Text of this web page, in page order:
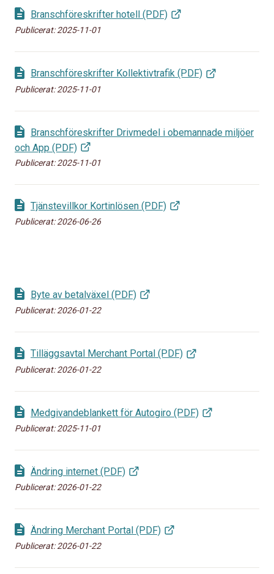
Branschföreskrifter hotell (PDF)
Publicerat:2025-11-01
Branschföreskrifter Kollektivtrafik (PDF)
Publicerat:2025-11-01
Branschföreskrifter Drivmedel i obemannade miljöer
och App (PDF)
Publicerat:2025-11-01
Tjänstevillkor Kortinlösen (PDF)
Publicerat:2026-06-26
Byte av betalväxel (PDF)
Publicerat:2026-01-22
Tilläggsavtal Merchant Portal (PDF)
Publicerat:2026-01-22
Medgivandeblankett för Autogiro (PDF)
Publicerat:2025-11-01
Ändring internet (PDF)
Publicerat:2026-01-22
Ändring Merchant Portal (PDF)
Publicerat:2026-01-22